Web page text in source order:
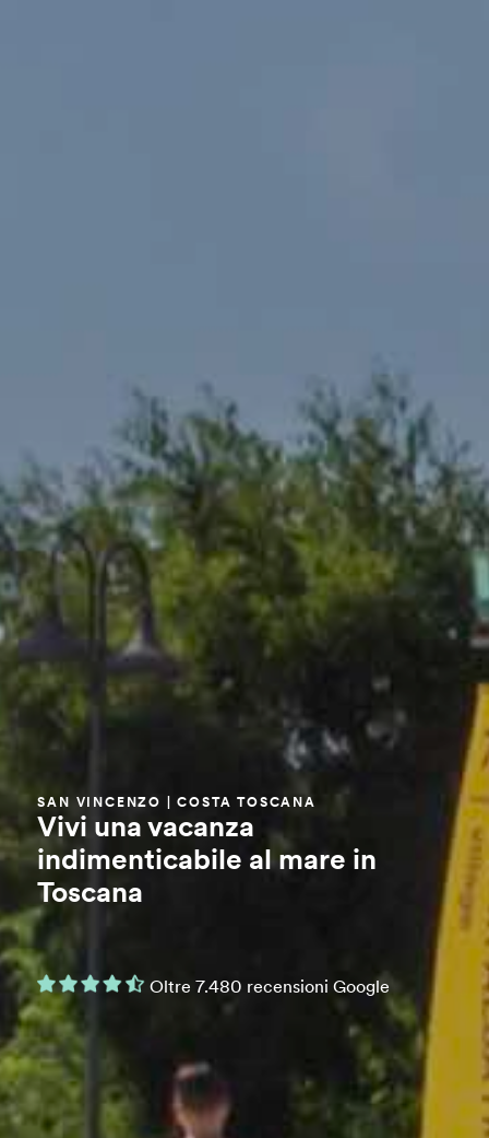
SAN VINCENZO | COSTA TOSCANA
Vivi una vacanza
indimenticabile al mare in
Toscana
Oltre 7.480 recensioni Google